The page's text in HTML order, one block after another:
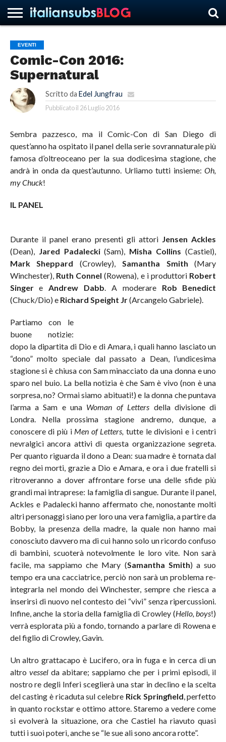
HOME
NEWS
ASCOLTI
RECENSIONI
INTERVISTE
CURIOSITÀ
CHI
SIAMO
CONTATTACI
FORUM
ITALIANSUBS
EVENTI
Comic-Con 2016:
Supernatural
Scritto da Edel Jungfrau
Pubblicato il 26 Luglio 2016
Sembra pazzesco, ma il Comic-Con di San Diego di
quest’anno ha ospitato il panel della serie sovrannaturale più
famosa d’oltreoceano per la sua dodicesima stagione, che
andrà in onda da quest’autunno. Urliamo tutti insieme:Oh,
my Chuck!
IL PANEL
Durante il panel erano presenti gli attori Jensen Ackles
(Dean), Jared Padalecki(Sam), Misha Collins (Castiel),
Mark Sheppard (Crowley), Samantha Smith (Mary
Winchester), Ruth Connel (Rowena), e i produttori Robert
SingereAndrew Dabb. A moderare Rob Benedict
(Chuck/Dio) e Richard Speight Jr(Arcangelo Gabriele).
Partiamo con le
buone notizie:
dopo la dipartita di Dio e di Amara, i quali hanno lasciato un
“dono” molto speciale dal passato a Dean, l’undicesima
stagione si è chiusa con Sam minacciato da una donna e uno
sparo nel buio. La bella notizia è che Sam è vivo (non è una
sorpresa, no? Ormai siamo abituati!) e la donna che puntava
l’arma a Sam e una Woman of Letters della divisione di
Londra. Nella prossima stagione andremo, dunque, a
conoscere di più i Men of Letters,tutte le divisioni e i centri
nevralgici ancora attivi di questa organizzazione segreta.
Per quanto riguarda il dono a Dean: sua madre è tornata dal
regno dei morti, grazie a Dio e Amara, e ora i due fratelli si
ritroveranno a dover affrontare forse una delle sfide più
grandi mai intraprese: la famiglia di sangue. Durante il panel,
Ackles e Padalecki hanno affermato che, nonostante molti
altri personaggi siano per loro una vera famiglia, a partire da
Bobby, la presenza della madre, la quale non hanno mai
conosciuto davvero ma di cui hanno solo un ricordo confuso
di bambini, scuoterà notevolmente le loro vite. Non sarà
facile, ma sappiamo che Mary (Samantha Smith) a suo
tempo era una cacciatrice, perciò non sarà un problema re-
integrarla nel mondo dei Winchester, sempre che riesca a
inserirsi di nuovo nel contesto dei “vivi” senza ripercussioni.
Infine, anche la storia della famiglia di Crowley (Hello, boys!)
verrà esplorata più a fondo, tornando a parlare di Rowena e
del figlio di Crowley, Gavin.
Un altro grattacapo è Lucifero, ora in fuga e in cerca di un
altro vesselda abitare; sappiamo che per i primi episodi, il
nostro re degli Inferi sceglierà una star in declino e la scelta
del casting è ricaduta sul celebre Rick Springfield, perfetto
in quanto rockstar e ottimo attore. Staremo a vedere come
si evolverà la situazione, ora che Castiel ha riavuto quasi
tutti i suoi poteri, anche se “le sue ali sono ancora rotte”.